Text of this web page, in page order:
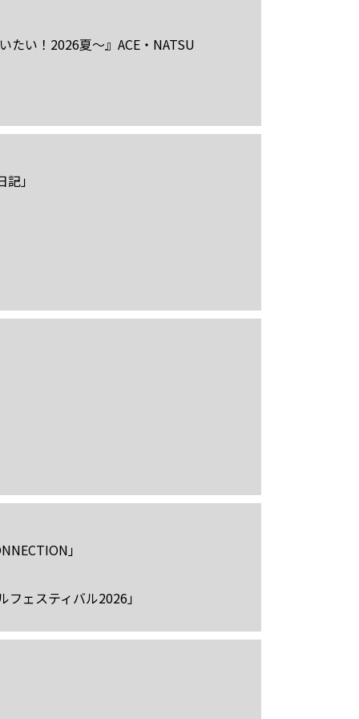
たい！2026夏～』ACE・NATSU
」
」
ェスティバル2026」